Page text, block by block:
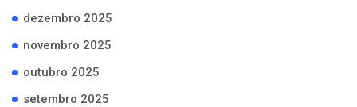
dezembro 2025
novembro 2025
outubro 2025
setembro 2025